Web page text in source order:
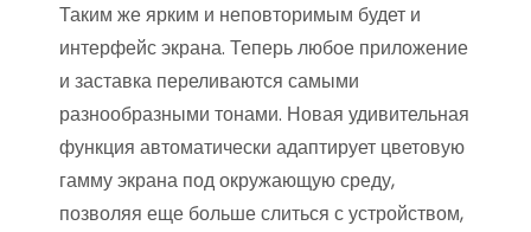
Таким же ярким и неповторимым будет и
интерфейс экрана. Теперь любое приложение
и заставка переливаются самыми
разнообразными тонами. Новая удивительная
функция автоматически адаптирует цветовую
гамму экрана под окружающую среду,
позволяя еще больше слиться с устройством,